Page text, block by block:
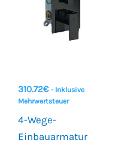
310.72€ - Inklusive
Mehrwertsteuer
4-Wege-
Einbauarmatur